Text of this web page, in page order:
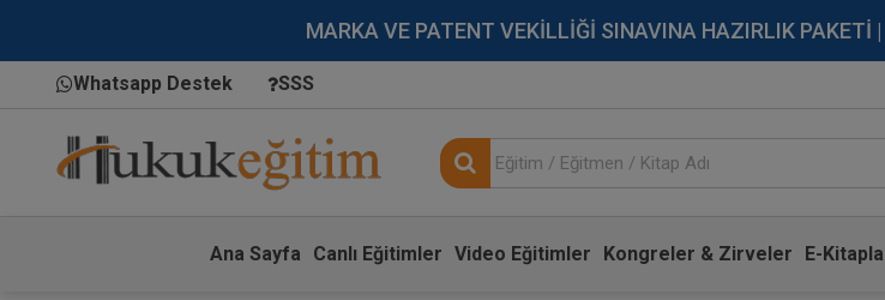
MARKA VE PATENT VEKİLLİĞİ SINAVINA HAZIRLIK PAKETİ
Whatsapp Destek SSS
Ana Sayfa Canlı Eğitimler Video Eğitimler Kongreler & Zirveler E-